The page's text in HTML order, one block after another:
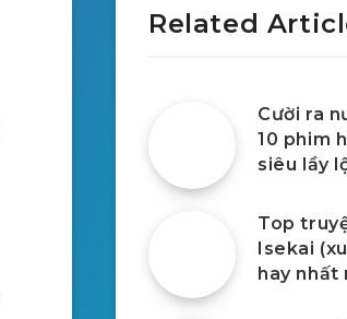
Related
Cười ra
10 phim
siêu lầy
Top
Isekai
hay nhất